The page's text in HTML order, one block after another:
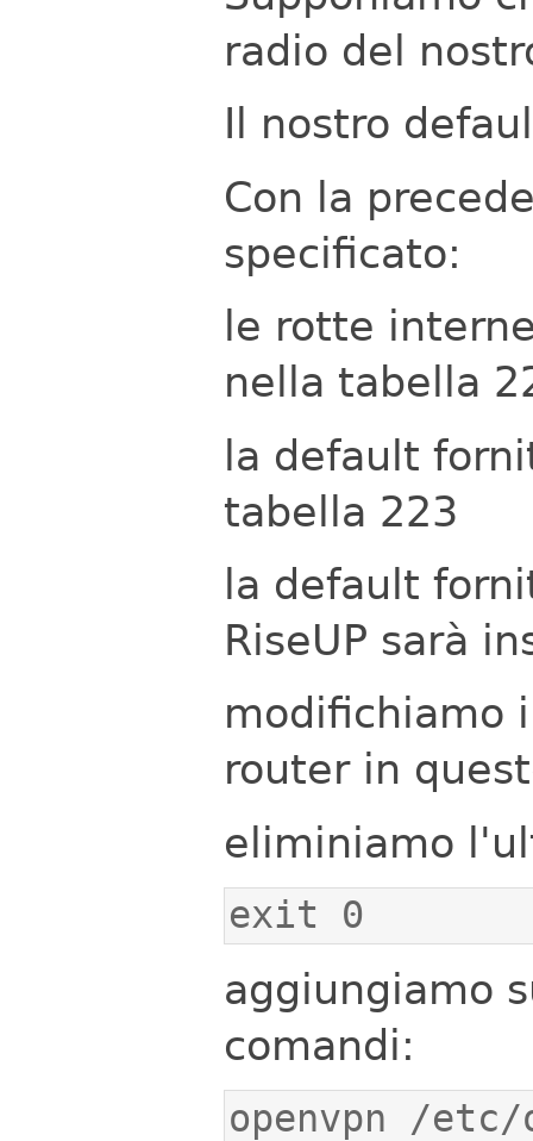
radio del
Il nostro
Con la
specificato:
le rotte
nella tabella
la default
tabella 223
la default
RiseUP sarà
modifichiamo
router in
eliminiamo
exit 0
aggiungiamo
comandi:
openvpn /etc/